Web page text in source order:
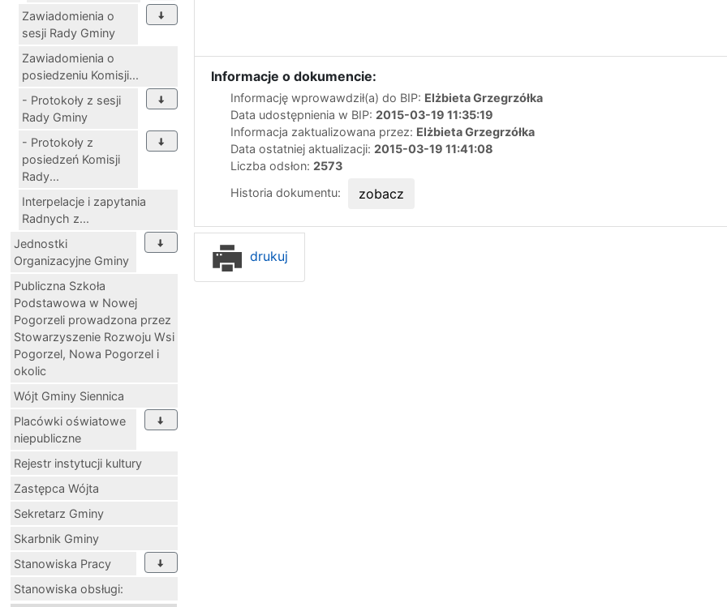
Zawiadomienia o
sesji Rady Gminy
Zawiadomienia o
posiedzeniu Komisji...
- Protokoły z sesji
Rady Gminy
- Protokoły z
posiedzeń Komisji
Rady...
Interpelacje i zapytania
Radnych z...
Jednostki
Organizacyjne Gminy
Publiczna Szkoła
Podstawowa w Nowej
Pogorzeli prowadzona przez
Stowarzyszenie Rozwoju Wsi
Pogorzel, Nowa Pogorzel i
okolic
Wójt Gminy Siennica
Placówki oświatowe
niepubliczne
Rejestr instytucji kultury
Zastępca Wójta
Sekretarz Gminy
Skarbnik Gminy
Stanowiska Pracy
Stanowiska obsługi:
Informacje o dokumencie:
Informację wprowawdził(a) do BIP: Elżbieta Grzegrzółka
Data udostępnienia w BIP: 2015-03-19 11:35:19
Informacja zaktualizowana przez: Elżbieta Grzegrzółka
Data ostatniej aktualizacji: 2015-03-19 11:41:08
Liczba odsłon: 2573
Historia dokumentu:
zobacz
drukuj